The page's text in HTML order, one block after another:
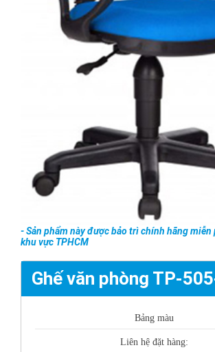
- Sản phẩm này được bảo trì chính hãng
khu vực TPHCM
Ghế văn phòng TP-
Bảng màu
Liên hệ đặt hàng: